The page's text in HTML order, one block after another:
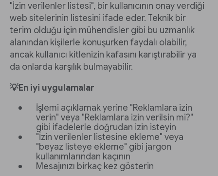
"İzin verilenler listesi", bir kullanıcının onay verdiği
web sitelerinin listesini ifade eder. Teknik bir
terim olduğu için mühendisler gibi bu uzmanlık
alanından kişilerle konuşurken faydalı olabilir,
ancak kullanıcı kitlenizin kafasını karıştırabilir ya
da onlarda karşılık bulmayabilir.
💡En iyi uygulamalar
İşlemi açıklamak yerine "Reklamlara izin
verin" veya "Reklamlara izin verilsin mi?"
gibi ifadelerle doğrudan izin isteyin
"İzin verilenler listesine ekleme" veya
"beyaz listeye ekleme" gibi jargon
kullanımlarından kaçının
Mesajınızı birkaç kez gösterin